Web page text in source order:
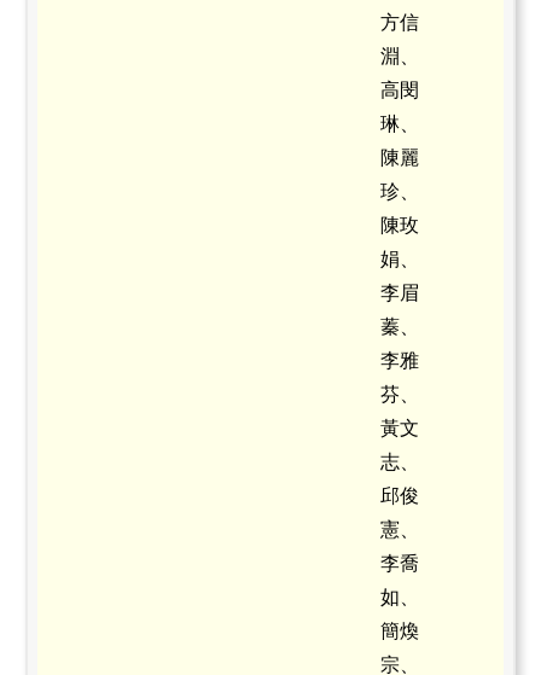
方信
淵、
高閔
琳、
陳麗
珍、
陳玫
娟、
李眉
蓁、
李雅
芬、
黃文
志、
邱俊
憲、
李喬
如、
簡煥
宗、